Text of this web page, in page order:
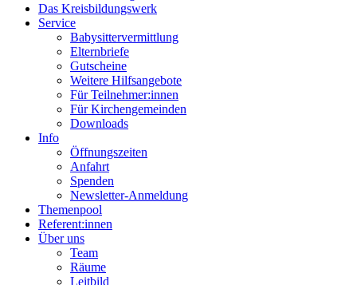
Das Kreisbildungswerk
Service
Babysittervermittlung
Elternbriefe
Gutscheine
Weitere Hilfsangebote
Für Teilnehmer:innen
Für Kirchengemeinden
Downloads
Info
Öffnungszeiten
Anfahrt
Spenden
Newsletter-Anmeldung
Themenpool
Referent:innen
Über uns
Team
Räume
Leitbild